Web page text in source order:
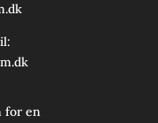
for en